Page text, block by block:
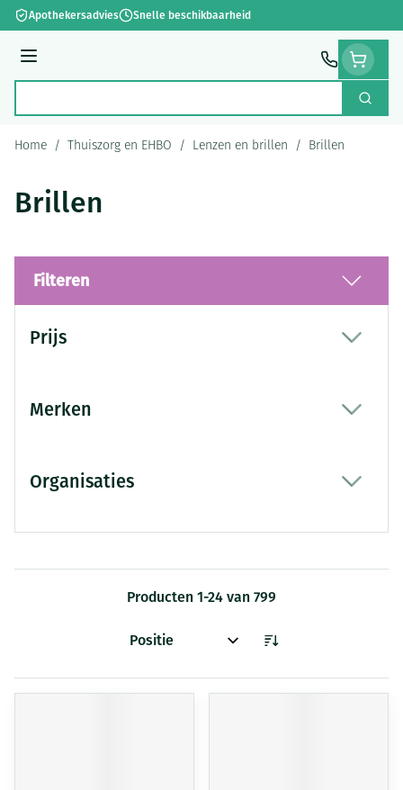
Ga naar de inhoud
Apothekersadvies Snelle beschikbaarheid
Menu
Zoek
Home / Thuiszorg en EHBO / Lenzen en brillen / Brillen
Brillen
Filteren
Prijs
Merken
Organisaties
Producten 1-24 van 799
Sorteer op: